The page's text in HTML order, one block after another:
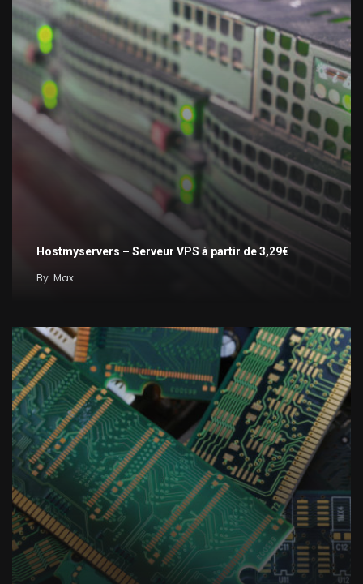
Hostmyservers – Serveur VPS à partir de 3,29€
By Max